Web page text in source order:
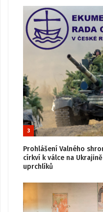
3
Prohlášení Valného
církví k válce na
uprchlíků